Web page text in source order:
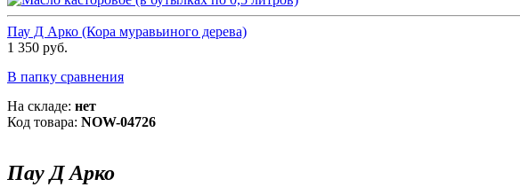
Пау Д Арко (Кора муравьиного дерева)
1 350 руб.
В папку сравнения
На складе: нет
Код товара: NOW-04726
Пау Д Арко